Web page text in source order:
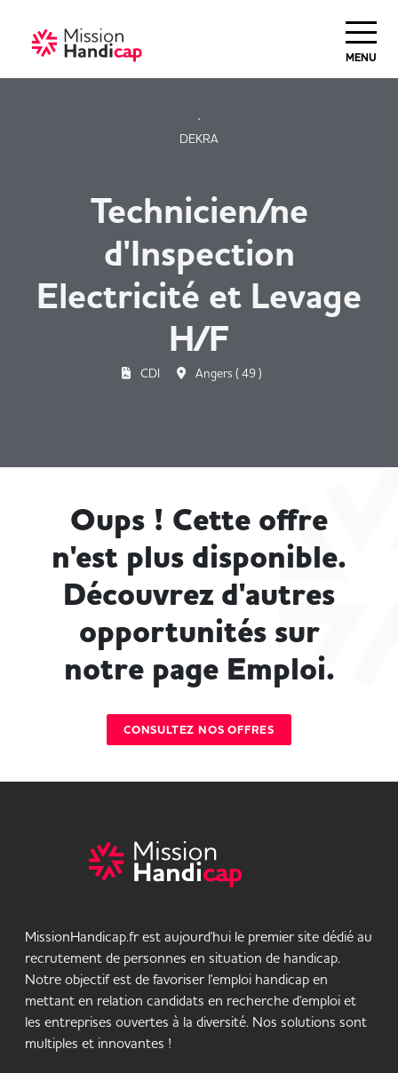
MENU
DEKRA
Technicien/ne
d'Inspection
Electricité et Levage
H/F
CDI Angers ( 49 )
Oups ! Cette offre
n'est plus disponible.
Découvrez d'autres
opportunités sur
notre page Emploi.
CONSULTEZ NOS OFFRES
MissionHandicap.fr est aujourd'hui le premier site dédié au
recrutement de personnes en situation de handicap.
Notre objectif est de favoriser l'emploi handicap en
mettant en relation candidats en recherche d'emploi et
les entreprises ouvertes à la diversité. Nos solutions sont
multiples et innovantes !